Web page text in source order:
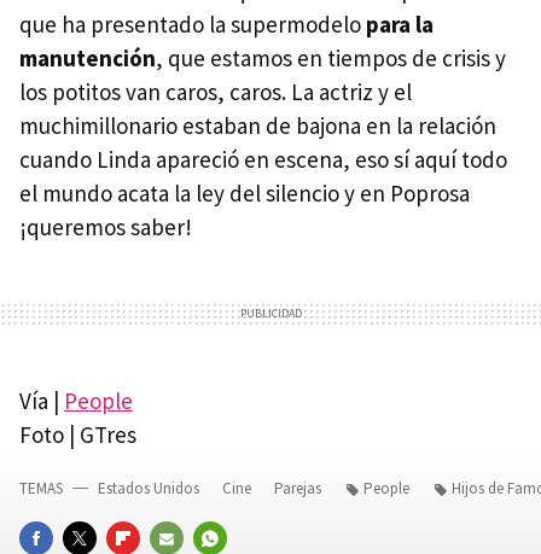
que ha presentado la supermodelo para la
manutención, que estamos en tiempos de crisis y
los potitos van caros, caros. La actriz y el
muchimillonario estaban de bajona en la relación
cuando Linda apareció en escena, eso sí aquí todo
el mundo acata la ley del silencio y en Poprosa
¡queremos saber!
Vía | People
Foto | GTres
TEMAS Estados Unidos Cine Parejas People Hijos de